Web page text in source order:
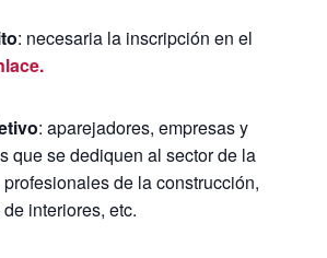
: necesaria la inscripción en el
: aparejadores, empresas y
que se dediquen al sector de la
de la construcción,
interiores, etc.